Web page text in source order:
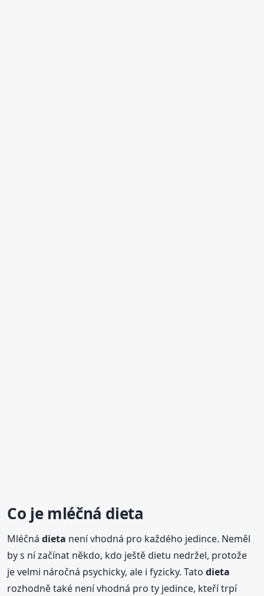
Co je mléčná dieta
Mléčnádieta není vhodná pro každého jedince. Neměl
by s ní začínat někdo, kdo ještě dietu nedržel, protože
je velmi náročná psychicky, ale i fyzicky. Tatodieta
rozhodně také není vhodná pro ty jedince, kteří trpí